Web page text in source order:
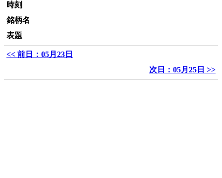
時刻
銘柄名
表題
<< 前日：05月23日
次日：05月25日 >>